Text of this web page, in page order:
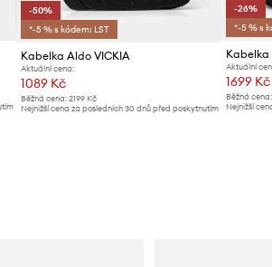
-50%
*-5 % s kódem: LST
Kabelka Aldo VICKIA
Aktuální cena:
1089 Kč
Běžná cena:2199 Kč
Nejnižší cena za posledních 30 dnů před poskytnutím
-26%
*-5 % s
Kabelka
Aktuální
1699 Kč
Běžná cena:
Nejnižší